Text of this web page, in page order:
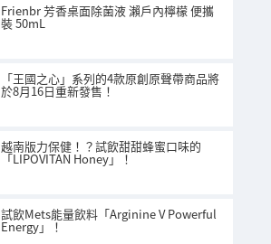
Frienbr 芳香桌面除菌液 瀨戶內檸檬 便攜
裝 50mL
「王國之心」系列的4款原創原聲帶商品將
於8月16日重新發售！
越南版力保健！？試飲甜甜蜂蜜口味的
「LIPOVITAN Honey」！
試飲Mets能量飲料「Arginine V Powerful
Energy」！